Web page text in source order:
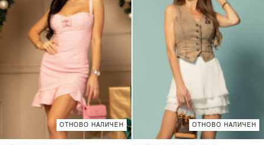
ОТНОВО НАЛИЧЕН ОТНОВО НАЛИЧЕН